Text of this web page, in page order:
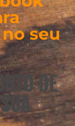
seu
DE